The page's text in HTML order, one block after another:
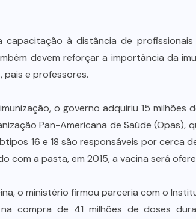
capacitação à distância de
devem reforçar a importância da
pais e professores.
o governo adquiriu 15 milhões
Pan-Americana de Saúde
16 e 18 são responsáveis por
com a pasta, em 2015, a vacina será
o ministério firmou parceria com o
na compra de 41 milhões de doses